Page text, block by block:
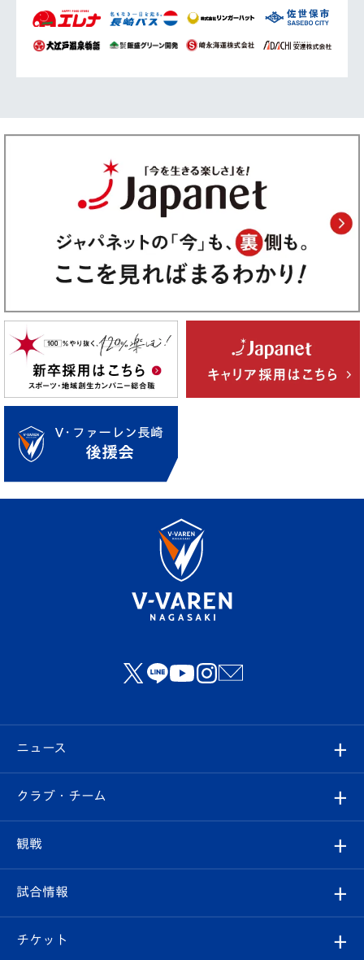
ニュース
すべて
クラブ
試合情報
クラブ・チーム
クラブ概要
観戦
観戦ルール
試合情報
試合日程/結果
チケット